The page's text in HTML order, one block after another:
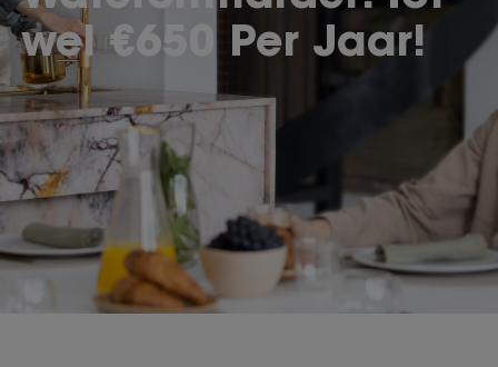
wel €650 Per Jaar!